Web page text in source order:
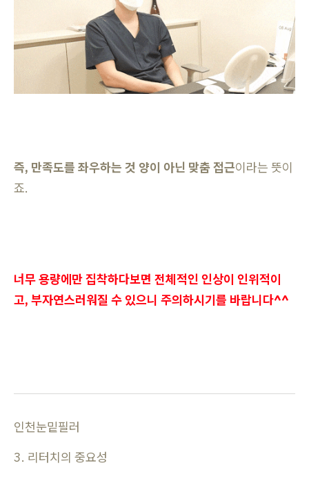
즉, 만족도를 좌우하는 것 양이 아닌 맞춤 접근이라는 뜻이
죠.
너무 용량에만 집착하다보면 전체적인 인상이 인위적이
고, 부자연스러워질 수 있으니 주의하시기를 바랍니다^^
인천눈밑필러
3. 리터치의 중요성